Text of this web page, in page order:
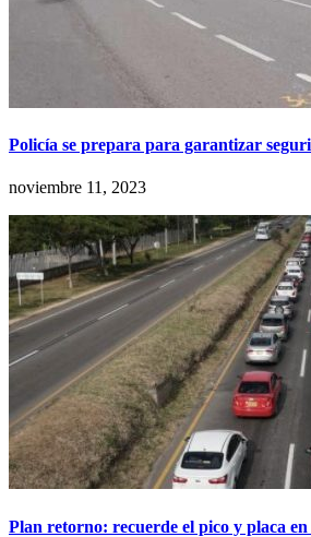
Policía se prepara para garantizar
noviembre 11, 2023
Plan retorno: recuerde el pico y placa